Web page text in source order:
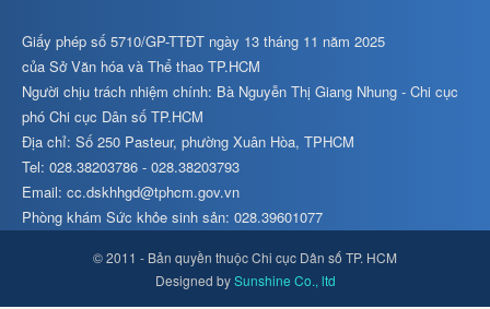
Giấy phép số 5710/GP-TTĐT ngày 13 tháng 11 năm 2025
của Sở Văn hóa và Thể thao TP.HCM
Người chịu trách nhiệm chính: Bà Nguyễn Thị Giang Nhung - Chi cục
phó Chi cục Dân số TP.HCM
Địa chỉ: Số 250 Pasteur, phường Xuân Hòa, TPHCM
Tel: 028.38203786 - 028.38203793
Email: cc.dskhhgd@tphcm.gov.vn
Phòng khám Sức khỏe sinh sản: 028.39601077
© 2011 - Bản quyền thuộc Chi cục Dân số TP. HCM
Designed bySunshine Co., ltd